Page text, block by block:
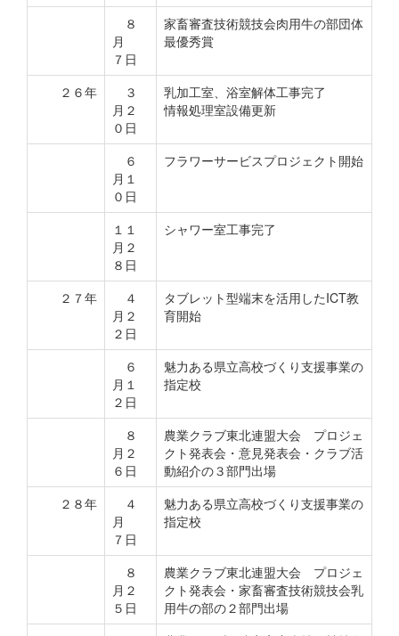
８
月
７日
家畜審査技術競技会肉用牛の部団体
最優秀賞
２６年
３
月２
０日
乳加工室、浴室解体工事完了
情報処理室設備更新
６
月１
０日
フラワーサービスプロジェクト開始
１１
月２
８日
シャワー室工事完了
２７年
４
月２
２日
タブレット型端末を活用したICT教
育開始
６
月１
２日
魅力ある県立高校づくり支援事業の
指定校
８
月２
６日
農業クラブ東北連盟大会 プロジェ
クト発表会・意見発表会・クラブ活
動紹介の３部門出場
２８年
４
月
７日
魅力ある県立高校づくり支援事業の
指定校
８
月２
５日
農業クラブ東北連盟大会 プロジェ
クト発表会・家畜審査技術競技会乳
用牛の部の２部門出場